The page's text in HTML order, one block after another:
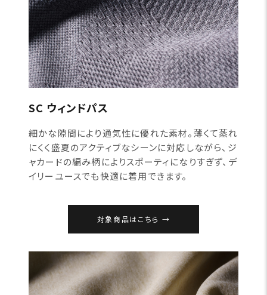
SC ウィンドパス
細かな隙間により通気性に優れた素材。薄くて蒸れ
にくく盛夏のアクティブなシーンに対応しながら、ジ
ャカードの編み柄によりスポーティになりすぎず、デ
イリーユースでも快適に着用できます。
対象商品はこちら